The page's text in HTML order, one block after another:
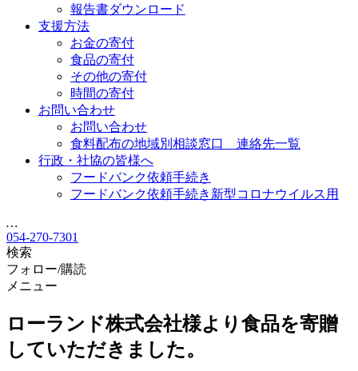
報告書ダウンロード
支援方法
お金の寄付
食品の寄付
その他の寄付
時間の寄付
お問い合わせ
お問い合わせ
食料配布の地域別相談窓口 連絡先一覧
行政・社協の皆様へ
フードバンク依頼手続き
フードバンク依頼手続き新型コロナウイルス用
…
054-270-7301
検索
フォロー/購読
メニュー
ローランド株式会社様より食品を寄贈
していただきました。